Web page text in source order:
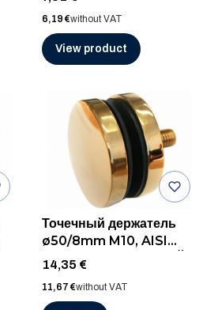
Price
6,19 €without VAT
View product
Точечный держатель
ø50/8mm M10, AISI
304, ПОЛИР ЗОЛОТОЙ
Price
14,35 €
Price
11,67 €without VAT